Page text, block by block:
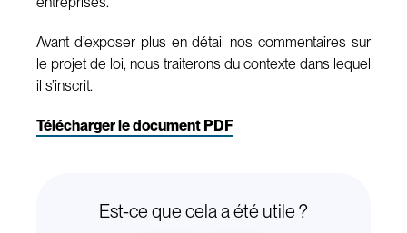
Avant d’exposer plus en détail nos commentaires sur
le projet de loi, nous traiterons du contexte dans lequel
il s’inscrit.
Télécharger le document PDF
Est-ce que cela a été utile ?